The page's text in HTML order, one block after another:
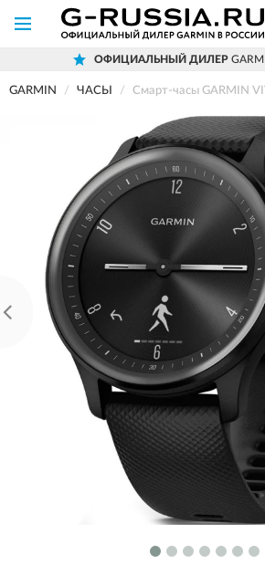
ОФИЦИАЛЬНЫЙ ДИЛЕР
GARMIN ЧАСЫ Смарт-часы GARMIN